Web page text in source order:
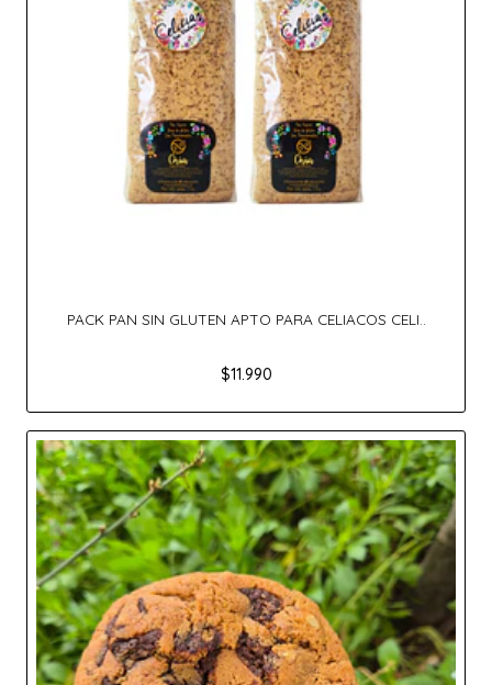
PACK PAN SIN GLUTEN APTO PARA CELIACOS CELI..
$11.990